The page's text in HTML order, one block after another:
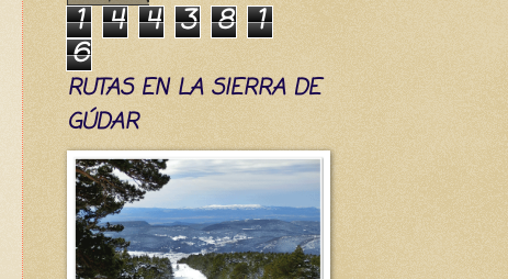
1 4 4 3 8 1
6
RUTAS EN LA SIERRA DE
GÚDAR